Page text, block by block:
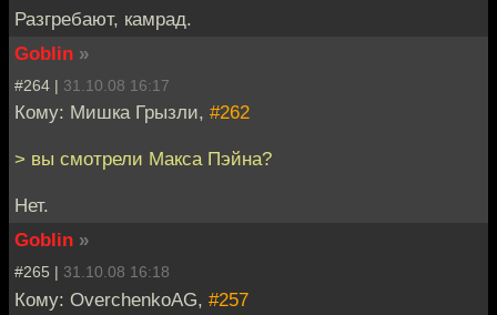
Разгребают, камрад.
Goblin »
#264 | 31.10.08 16:17
Кому: Мишка Грызли, #262
> вы смотрели Макса Пэйна?
Нет.
Goblin »
#265 | 31.10.08 16:18
Кому: OverchenkoAG, #257